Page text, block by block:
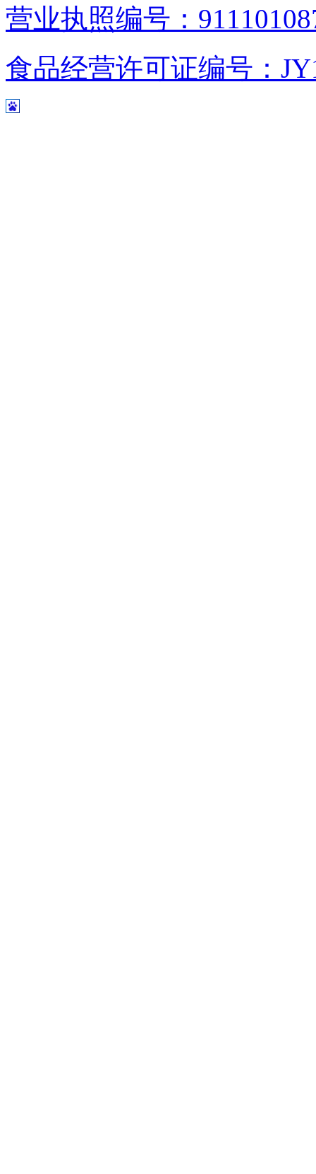
营业执照编号：
食品经营许可证编号：